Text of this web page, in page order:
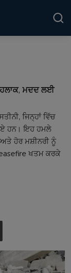
ਮਦਦ ਲਈ
ਜਿਨ੍ਹਾਂ ਵਿੱਚ
ਹਨ। ਇਹ ਹਮਲੇ
ਹੋਰ ਮਸ਼ੀਨਰੀ ਨੂੰ
ਖਤਮ ਕਰਕੇ